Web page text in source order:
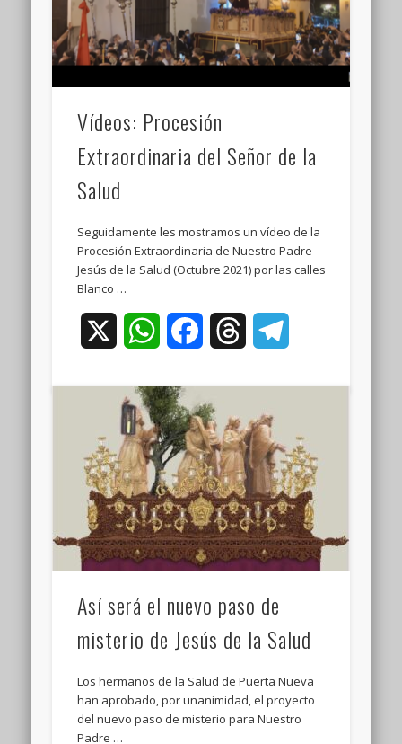
Vídeos: Procesión
Extraordinaria del Señor de la
Salud
Seguidamente les mostramos un vídeo de la
Procesión Extraordinaria de Nuestro Padre
Jesús de la Salud (Octubre 2021) por las calles
Blanco …
WhatsAppFacebookThreads
Así será el nuevo paso de
misterio de Jesús de la Salud
Los hermanos de la Salud de Puerta Nueva
han aprobado, por unanimidad, el proyecto
del nuevo paso de misterio para Nuestro
Padre …